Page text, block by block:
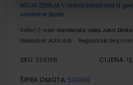
MOJA ZEMLJA 1; radna bilježnica iz
osnovne škole
Autor(i): Ivan Gambiroža Josip Jukić
Nakladnik: ALFA d.d. Registarski broj
SKU: 556166 CIJENA:
ŠIFRA OMOTA: 500160